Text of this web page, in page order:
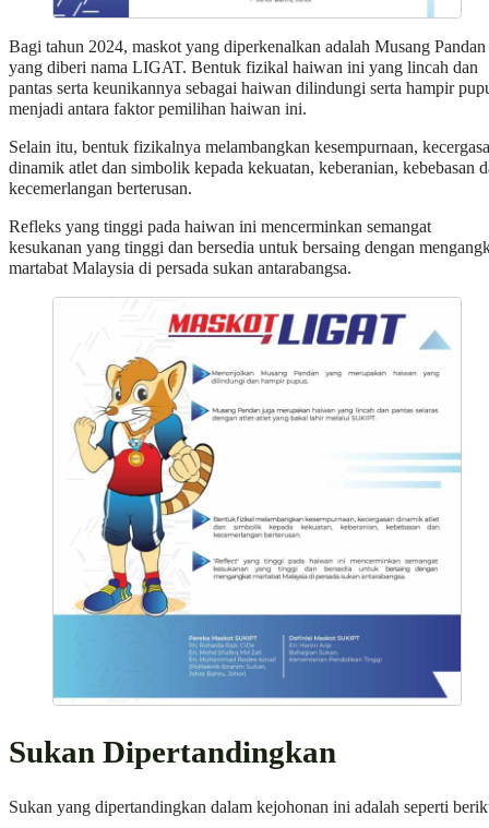
Bagi tahun 2024, maskot yang diperkenalkan adalah Musang Pandan
yang diberi nama LIGAT. Bentuk fizikal haiwan ini yang lincah dan
pantas serta keunikannya sebagai haiwan dilindungi serta hampir
menjadi antara faktor pemilihan haiwan ini.
Selain itu, bentuk fizikalnya melambangkan kesempurnaan,
dinamik atlet dan simbolik kepada kekuatan, keberanian, kebebasan
kecemerlangan berterusan.
Refleks yang tinggi pada haiwan ini mencerminkan semangat
kesukanan yang tinggi dan bersedia untuk bersaing dengan
martabat Malaysia di persada sukan antarabangsa.
Sukan Dipertandingkan
Sukan yang dipertandingkan dalam kejohonan ini adalah seperti